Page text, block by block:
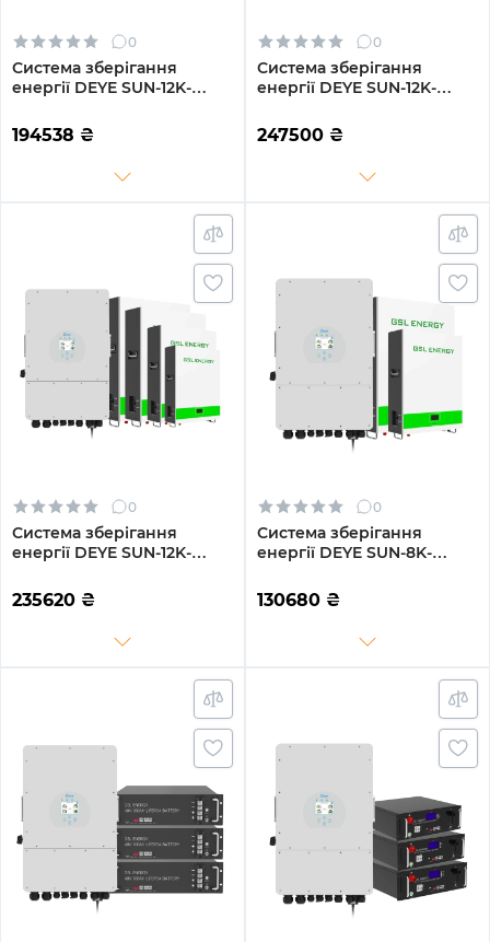
0
Система зберігання
енергії DEYE SUN-12K-
12kW 14.4kWh 3BAT
LiFePO4 6500 циклів
194538 ₴
0
Система зберігання
енергії DEYE SUN-12K-
W 12kW 19.2kWh 4BAT
LiFePO4 6000 циклів
247500 ₴
0
Система зберігання
енергії DEYE SUN-12K-
LFP-W 12kW 20.48kWh
4BAT LiFePO4 6500 циклів
235620 ₴
0
Система зберігання
енергії DEYE SUN-8K-
W 8kW 10.24kWh 2BAT
LiFePO4 6500 циклів
130680 ₴